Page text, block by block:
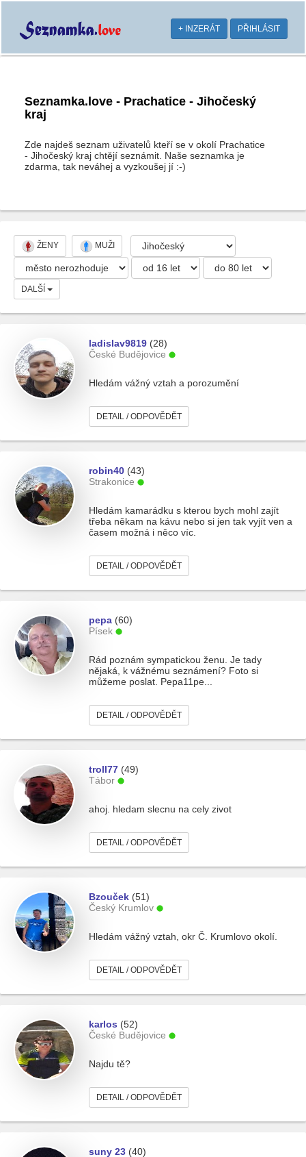
+ INZERÁT PŘIHLÁSIT
Seznamka.love - Prachatice - Jihočeský
kraj
Zde najdeš seznam uživatelů kteří se v okolí Prachatice
- Jihočeský kraj chtějí seznámit. Naše seznamka je
zdarma, tak neváhej a vyzkoušej jí :-)
ŽENY MUŽI
DALŠÍ
ladislav9819 (28)
České Budějovice
Hledám vážný vztah a porozumění
DETAIL / ODPOVĚDĚT
robin40 (43)
Strakonice
Hledám kamarádku s kterou bych mohl zajít
třeba někam na kávu nebo si jen tak vyjít ven a
časem možná i něco víc.
DETAIL / ODPOVĚDĚT
pepa (60)
Písek
Rád poznám sympatickou ženu. Je tady
nějaká, k vážnému seznámení? Foto si
můžeme poslat. Pepa11pe...
DETAIL / ODPOVĚDĚT
troll77 (49)
Tábor
ahoj. hledam slecnu na cely zivot
DETAIL / ODPOVĚDĚT
Bzouček (51)
Český Krumlov
Hledám vážný vztah, okr Č. Krumlovo okolí.
DETAIL / ODPOVĚDĚT
karlos (52)
České Budějovice
Najdu tě?
DETAIL / ODPOVĚDĚT
suny 23 (40)